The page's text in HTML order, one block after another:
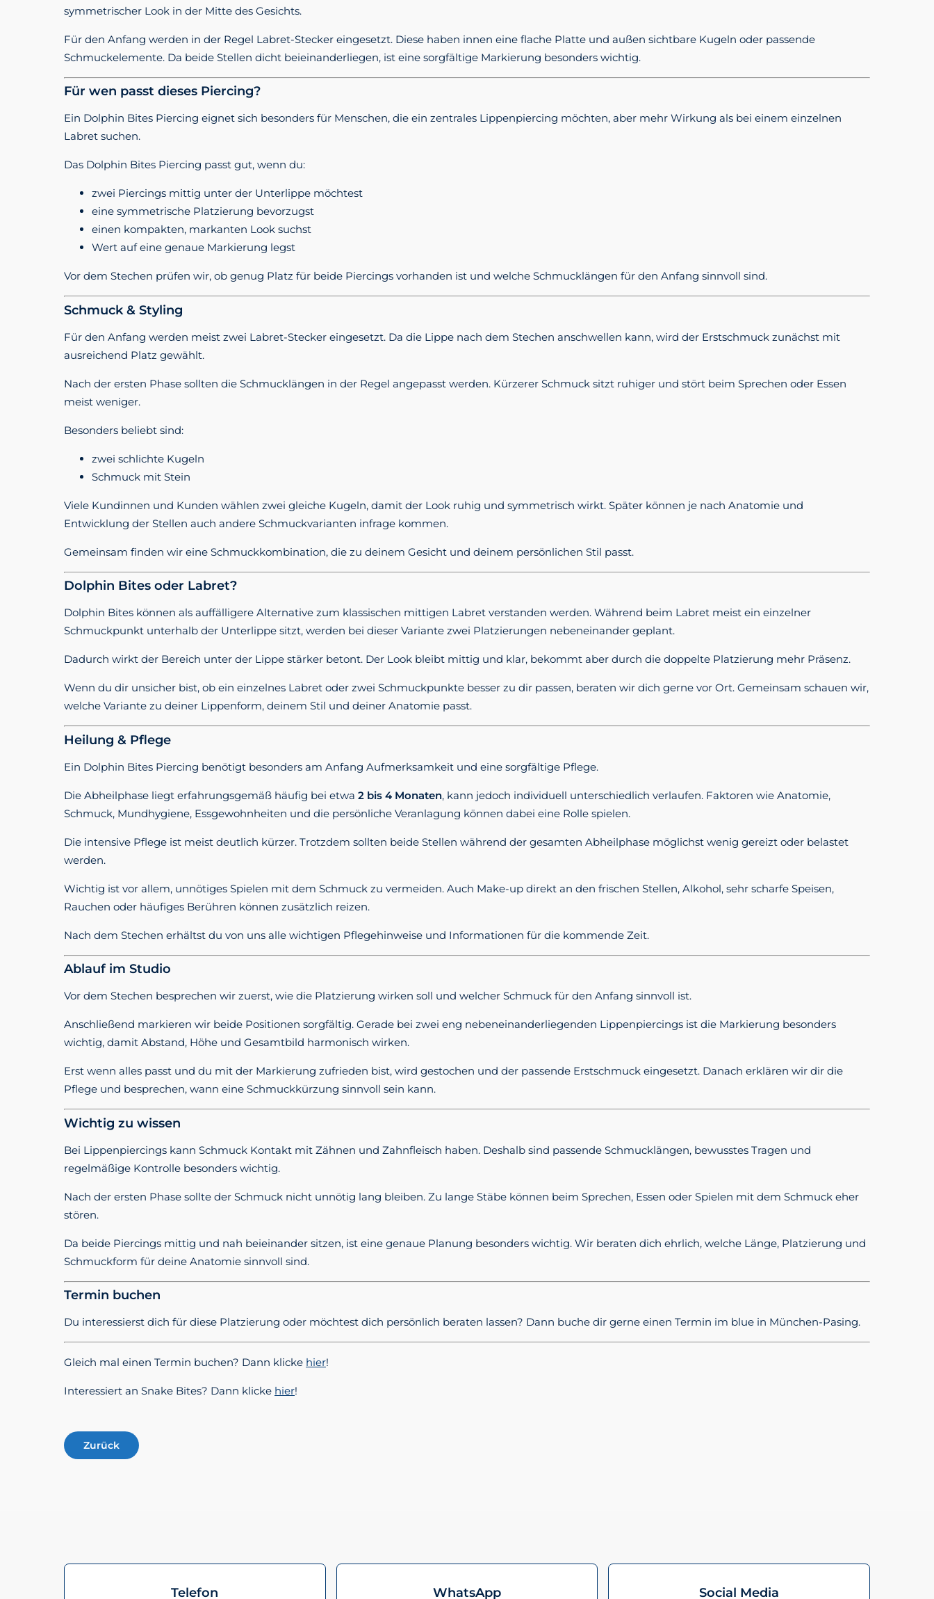
symmetrischer Look in der Mitte des Gesichts.
Für den Anfang werden in der Regel Labret-Stecker eingesetzt. Diese haben innen eine flache Platte und außen sichtbare Kugeln oder passende
Schmuckelemente. Da beide Stellen dicht beieinanderliegen, ist eine sorgfältige Markierung besonders wichtig.
Für wen passt dieses Piercing?
Ein Dolphin Bites Piercing eignet sich besonders für Menschen, die ein zentrales Lippenpiercing möchten, aber mehr Wirkung als bei einem einzelnen
Labret suchen.
Das Dolphin Bites Piercing passt gut, wenn du:
zwei Piercings mittig unter der Unterlippe möchtest
eine symmetrische Platzierung bevorzugst
einen kompakten, markanten Look suchst
Wert auf eine genaue Markierung legst
Vor dem Stechen prüfen wir, ob genug Platz für beide Piercings vorhanden ist und welche Schmucklängen für den Anfang sinnvoll sind.
Schmuck & Styling
Für den Anfang werden meist zwei Labret-Stecker eingesetzt. Da die Lippe nach dem Stechen anschwellen kann, wird der Erstschmuck zunächst mit
ausreichend Platz gewählt.
Nach der ersten Phase sollten die Schmucklängen in der Regel angepasst werden. Kürzerer Schmuck sitzt ruhiger und stört beim Sprechen oder Essen
meist weniger.
Besonders beliebt sind:
zwei schlichte Kugeln
Schmuck mit Stein
Viele Kundinnen und Kunden wählen zwei gleiche Kugeln, damit der Look ruhig und symmetrisch wirkt. Später können je nach Anatomie und
Entwicklung der Stellen auch andere Schmuckvarianten infrage kommen.
Gemeinsam finden wir eine Schmuckkombination, die zu deinem Gesicht und deinem persönlichen Stil passt.
Dolphin Bites oder Labret?
Dolphin Bites können als auffälligere Alternative zum klassischen mittigen Labret verstanden werden. Während beim Labret meist ein einzelner
Schmuckpunkt unterhalb der Unterlippe sitzt, werden bei dieser Variante zwei Platzierungen nebeneinander geplant.
Dadurch wirkt der Bereich unter der Lippe stärker betont. Der Look bleibt mittig und klar, bekommt aber durch die doppelte Platzierung mehr Präsenz.
Wenn du dir unsicher bist, ob ein einzelnes Labret oder zwei Schmuckpunkte besser zu dir passen, beraten wir dich gerne vor Ort. Gemeinsam schauen wir,
welche Variante zu deiner Lippenform, deinem Stil und deiner Anatomie passt.
Heilung & Pflege
Ein Dolphin Bites Piercing benötigt besonders am Anfang Aufmerksamkeit und eine sorgfältige Pflege.
Die Abheilphase liegt erfahrungsgemäß häufig bei etwa 2 bis 4 Monaten, kann jedoch individuell unterschiedlich verlaufen. Faktoren wie Anatomie,
Schmuck, Mundhygiene, Essgewohnheiten und die persönliche Veranlagung können dabei eine Rolle spielen.
Die intensive Pflege ist meist deutlich kürzer. Trotzdem sollten beide Stellen während der gesamten Abheilphase möglichst wenig gereizt oder belastet
werden.
Wichtig ist vor allem, unnötiges Spielen mit dem Schmuck zu vermeiden. Auch Make-up direkt an den frischen Stellen, Alkohol, sehr scharfe Speisen,
Rauchen oder häufiges Berühren können zusätzlich reizen.
Nach dem Stechen erhältst du von uns alle wichtigen Pflegehinweise und Informationen für die kommende Zeit.
Ablauf im Studio
Vor dem Stechen besprechen wir zuerst, wie die Platzierung wirken soll und welcher Schmuck für den Anfang sinnvoll ist.
Anschließend markieren wir beide Positionen sorgfältig. Gerade bei zwei eng nebeneinanderliegenden Lippenpiercings ist die Markierung besonders
wichtig, damit Abstand, Höhe und Gesamtbild harmonisch wirken.
Erst wenn alles passt und du mit der Markierung zufrieden bist, wird gestochen und der passende Erstschmuck eingesetzt. Danach erklären wir dir die
Pflege und besprechen, wann eine Schmuckkürzung sinnvoll sein kann.
Wichtig zu wissen
Bei Lippenpiercings kann Schmuck Kontakt mit Zähnen und Zahnfleisch haben. Deshalb sind passende Schmucklängen, bewusstes Tragen und
regelmäßige Kontrolle besonders wichtig.
Nach der ersten Phase sollte der Schmuck nicht unnötig lang bleiben. Zu lange Stäbe können beim Sprechen, Essen oder Spielen mit dem Schmuck eher
stören.
Da beide Piercings mittig und nah beieinander sitzen, ist eine genaue Planung besonders wichtig. Wir beraten dich ehrlich, welche Länge, Platzierung und
Schmuckform für deine Anatomie sinnvoll sind.
Termin buchen
Du interessierst dich für diese Platzierung oder möchtest dich persönlich beraten lassen? Dann buche dir gerne einen Termin im blue in München-Pasing.
Gleich mal einen Termin buchen? Dann klicke hier!
Interessiert an Snake Bites? Dann klicke hier!
Zurück
Telefon WhatsApp Social Media